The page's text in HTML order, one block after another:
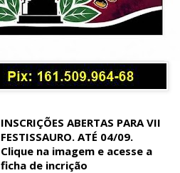
INSCRIÇÕES ABERTAS PARA VII
FESTISSAURO. ATÉ 04/09.
Clique na imagem e acesse a
ficha de incrição